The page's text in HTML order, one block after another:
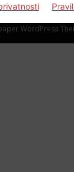
Kontaktirajte nas
WordPress